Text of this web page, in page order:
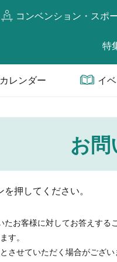
コンベンション・スポ
特
レンダー イ
お問
押してください。
お客様に対してお答えす
す。
させていただく場合がござ